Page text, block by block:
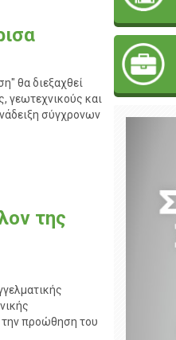
θα διεξαχθεί
γεωτεχνικούς και
σύγχρονων
της
την προώθηση του